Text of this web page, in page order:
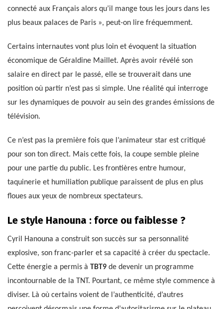
connecté aux Français alors qu’il mange tous les jours dans les
plus beaux palaces de Paris », peut-on lire fréquemment.
Certains internautes vont plus loin et évoquent la situation
économique de Géraldine Maillet. Après avoir révélé son
salaire en direct par le passé, elle se trouverait dans une
position où partir n’est pas si simple. Une réalité qui interroge
sur les dynamiques de pouvoir au sein des grandes émissions de
télévision.
Ce n’est pas la première fois que l’animateur star est critiqué
pour son ton direct. Mais cette fois, la coupe semble pleine
pour une partie du public. Les frontières entre humour,
taquinerie et humiliation publique paraissent de plus en plus
floues aux yeux de nombreux spectateurs.
Le style Hanouna : force ou faiblesse ?
Cyril Hanouna a construit son succès sur sa personnalité
explosive, son franc-parler et sa capacité à créer du spectacle.
Cette énergie a permis à TBT9 de devenir un programme
incontournable de la TNT. Pourtant, ce même style commence à
diviser. Là où certains voient de l’authenticité, d’autres